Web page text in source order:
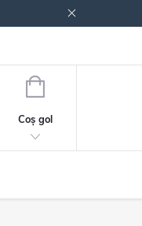
COŞ
CUMPĂRĂTURI
Coş gol